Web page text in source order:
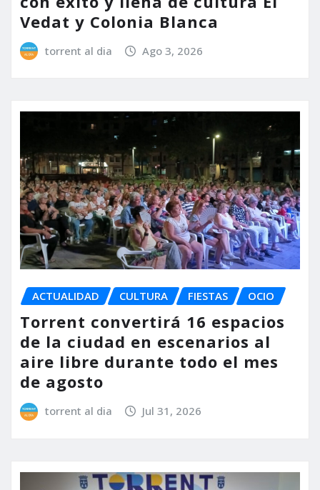
Vedat y Colonia Blanca
torrent al dia Ago 3, 2026
ACTUALIDAD CULTURA FIESTAS OCIO
Torrent convertirá 16 espacios
de la ciudad en escenarios al
aire libre durante todo el mes
de agosto
torrent al dia Jul 31, 2026